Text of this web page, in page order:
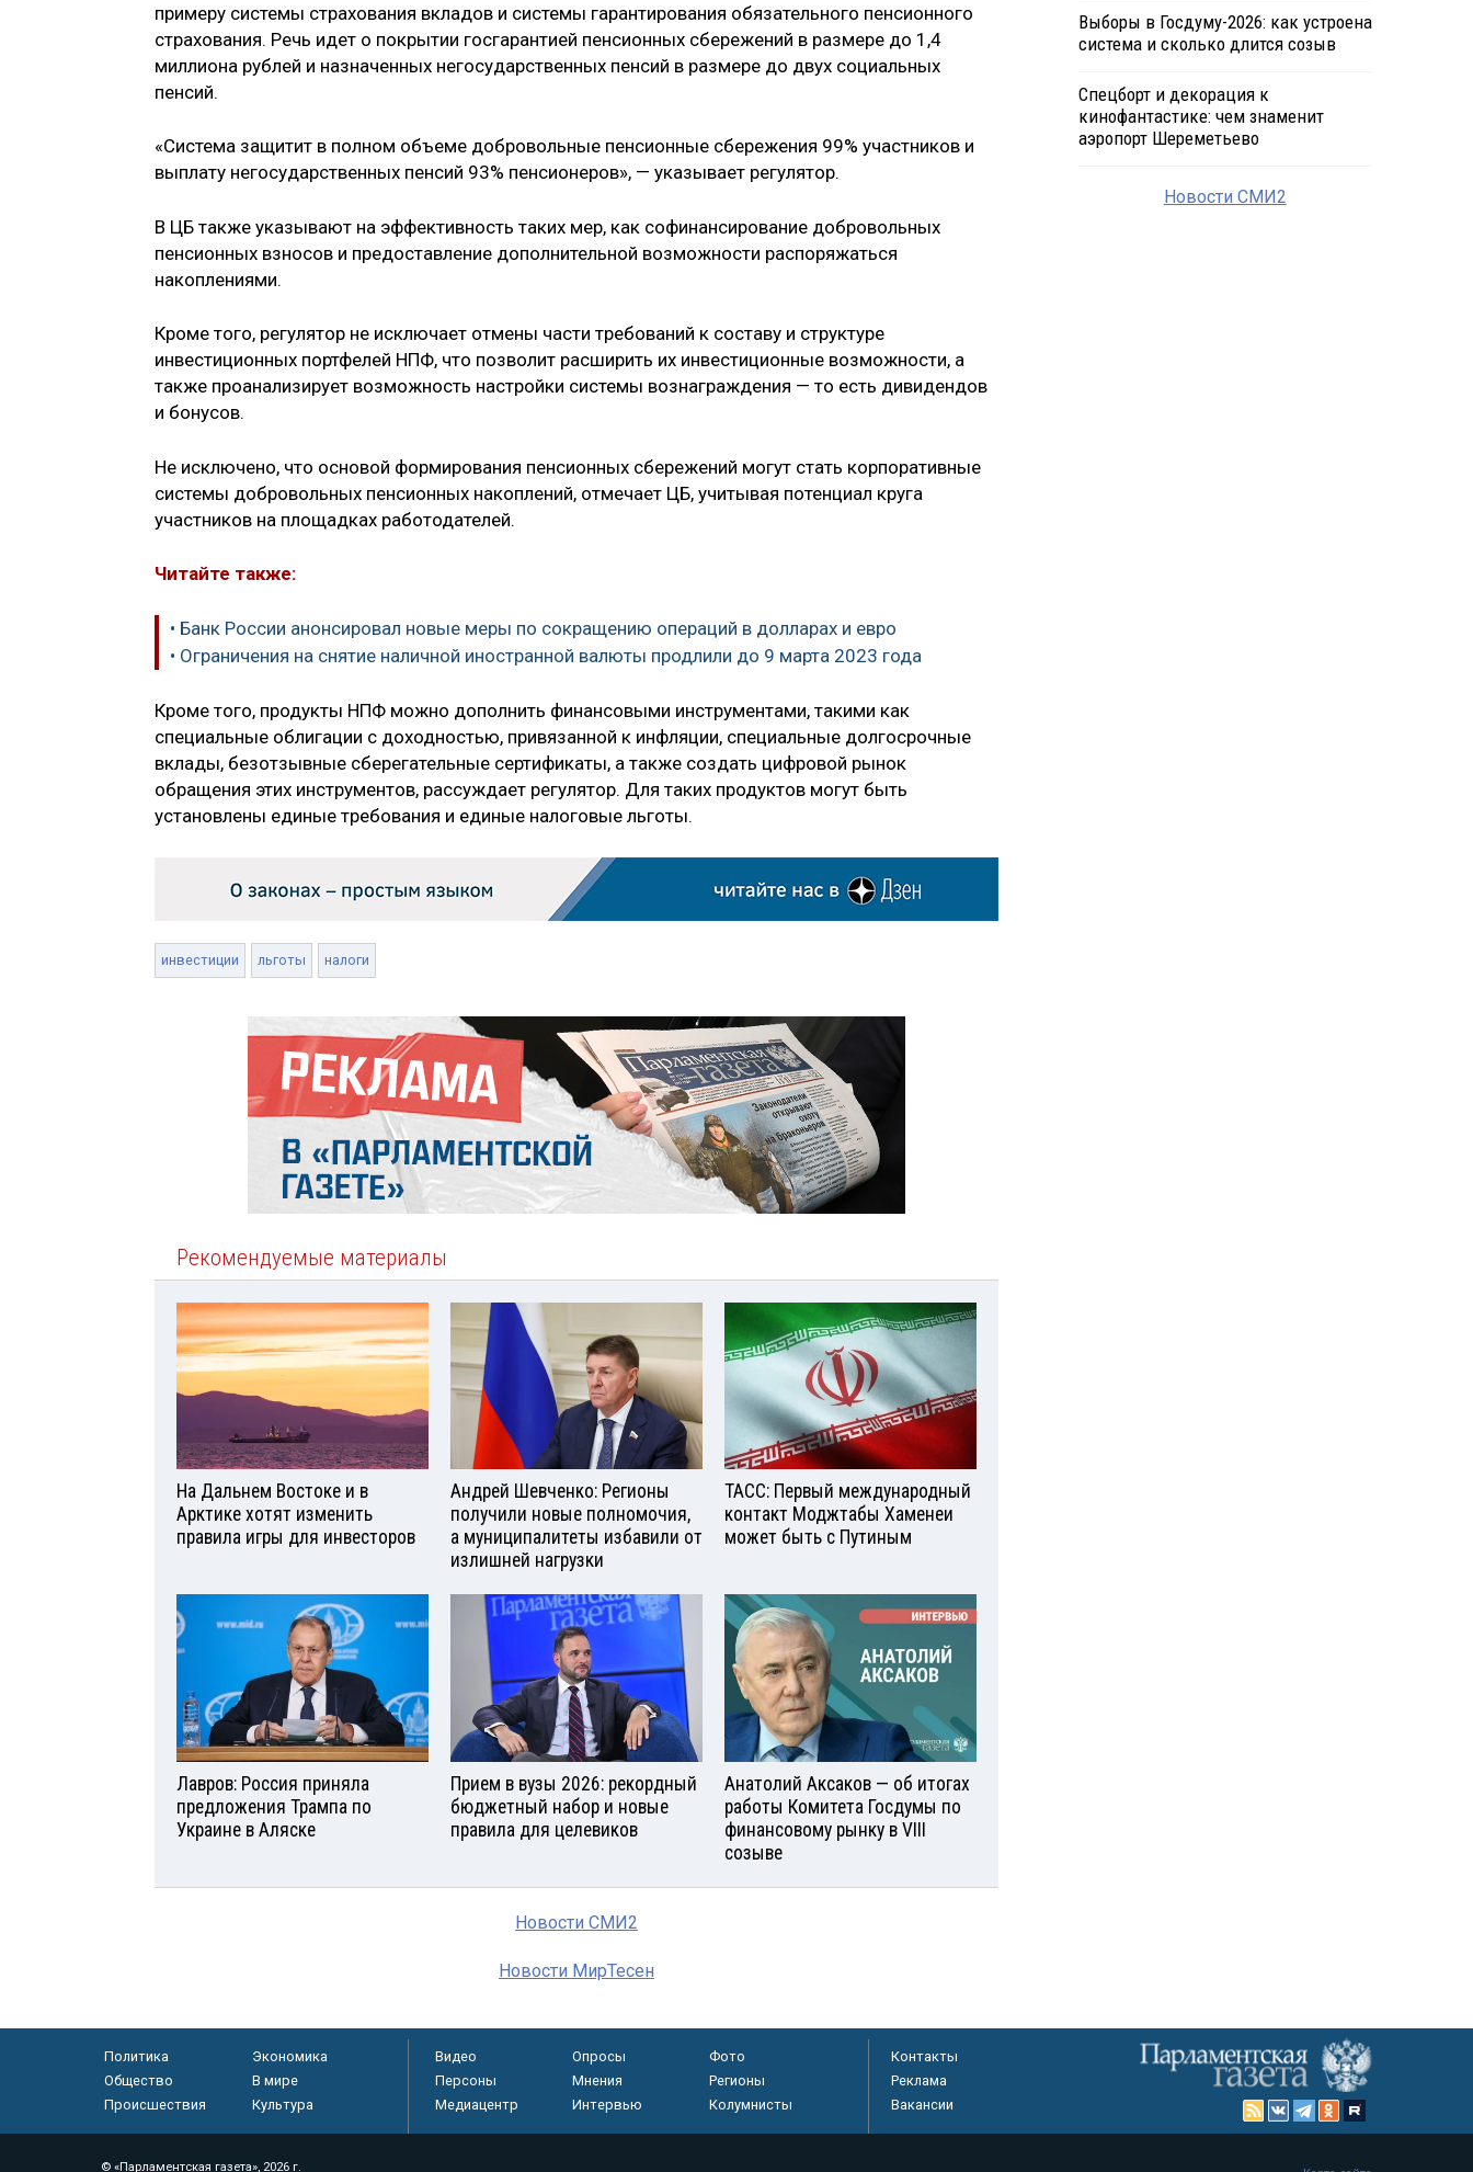
примеру системы страхования вкладов и системы гарантирования обязательного пенсионного
страхования. Речь идет о покрытии госгарантией пенсионных сбережений в размере до 1,4
миллиона рублей и назначенных негосударственных пенсий в размере до двух социальных
пенсий.
«Система защитит в полном объеме добровольные пенсионные сбережения 99% участников и
выплату негосударственных пенсий 93% пенсионеров», — указывает регулятор.
В ЦБ также указывают на эффективность таких мер, как софинансирование добровольных
пенсионных взносов и предоставление дополнительной возможности распоряжаться
накоплениями.
Кроме того, регулятор не исключает отмены части требований к составу и структуре
инвестиционных портфелей НПФ, что позволит расширить их инвестиционные возможности, а
также проанализирует возможность настройки системы вознаграждения — то есть дивидендов
и бонусов.
Не исключено, что основой формирования пенсионных сбережений могут стать корпоративные
системы добровольных пенсионных накоплений, отмечает ЦБ, учитывая потенциал круга
участников на площадках работодателей.
Читайте также:
• Банк России анонсировал новые меры по сокращению операций в долларах и евро
• Ограничения на снятие наличной иностранной валюты продлили до 9 марта 2023 года
Кроме того, продукты НПФ можно дополнить финансовыми инструментами, такими как
специальные облигации с доходностью, привязанной к инфляции, специальные долгосрочные
вклады, безотзывные сберегательные сертификаты, а также создать цифровой рынок
обращения этих инструментов, рассуждает регулятор. Для таких продуктов могут быть
установлены единые требования и единые налоговые льготы.
инвестиции льготы налоги
Рекомендуемые материалы
На Дальнем Востоке и в
Арктике хотят изменить
правила игры для инвесторов
Андрей Шевченко: Регионы
получили новые полномочия,
а муниципалитеты избавили от
излишней нагрузки
ТАСС: Первый международный
контакт Моджтабы Хаменеи
может быть с Путиным
Лавров: Россия приняла
предложения Трампа по
Украине в Аляске
Прием в вузы 2026: рекордный
бюджетный набор и новые
правила для целевиков
Анатолий Аксаков — об итогах
работы Комитета Госдумы по
финансовому рынку в VIII
созыве
Новости СМИ2
Новости МирТесен
Выборы в Госдуму-2026: как устроена
система и сколько длится созыв
Спецборт и декорация к
кинофантастике: чем знаменит
аэропорт Шереметьево
Новости СМИ2
Политика
Экономика
Общество
В мире
Происшествия
Культура
Видео Опросы
Фото
Персоны
Мнения
Регионы
Медиацентр
Интервью Колумнисты
Контакты
Реклама
Вакансии
© «Парламентская газета», 2026 г.